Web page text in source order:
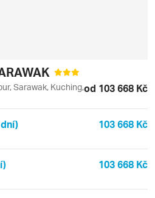
Sarawak, Kuching,od 103 668 Kč
103 668 Kč
103 668 Kč